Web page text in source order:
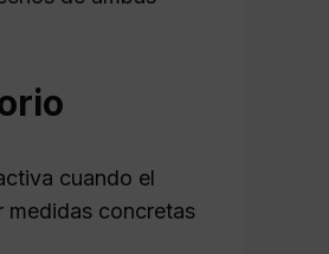
cuando el
medidas concretas